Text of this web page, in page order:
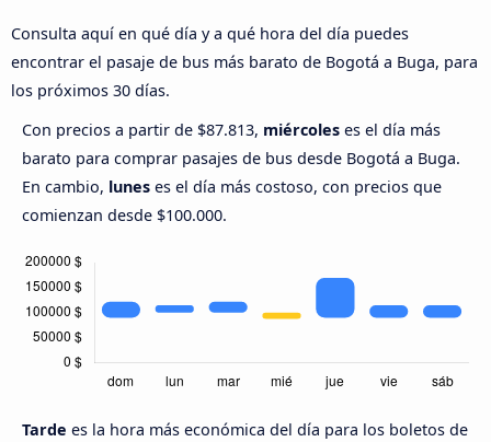
Consulta aquí en qué día y a qué hora del día puedes
encontrar el pasaje de bus más barato de Bogotá a Buga, para
los próximos 30 días.
Con precios a partir de $87.813, miércoles es el día más
barato para comprar pasajes de bus desde Bogotá a Buga.
En cambio, lunes es el día más costoso, con precios que
comienzan desde $100.000.
Tarde es la hora más económica del día para los boletos de